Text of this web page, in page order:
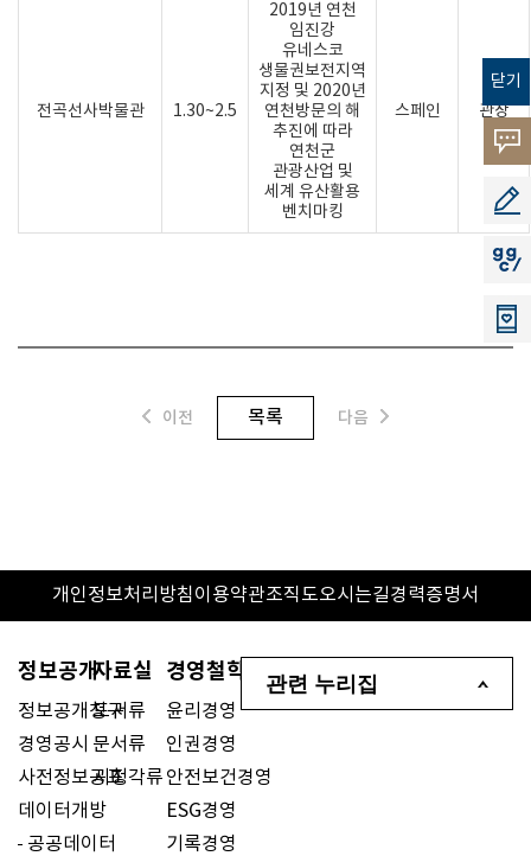
닫기
고객의
소리
공모
지지
전곡선사박물관 1.30~2.5
2019년 연천
임진강
유네스코
생물권보전지역
지정 및 2020년
연천방문의 해
추진에 따라
연천군
관광산업 및
세계 유산활용
벤치마킹
스페인 관장
이전 목록 다음
개인정보처리방침이용약관조직도오시는길경력증명서
정보공개
정보공개청구
경영공시
사전정보공표
데이터개방
공공데이터
자료실
도서류
문서류
시청각류
경영철학
윤리경영
인권경영
안전보건경영
ESG경영
기록경영
관련 누리집